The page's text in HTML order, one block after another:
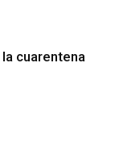
cuarentena